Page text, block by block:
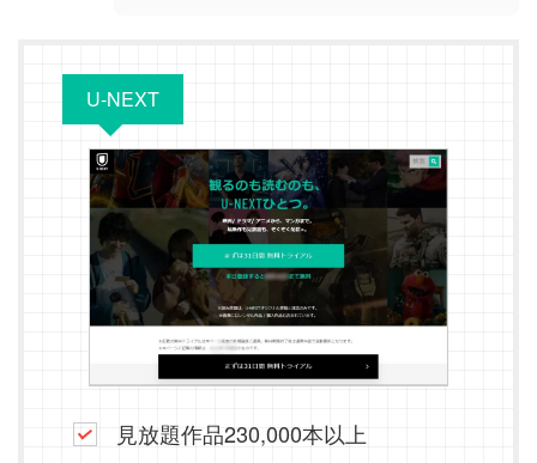
U-NEXT
見放題作品230,000本以上